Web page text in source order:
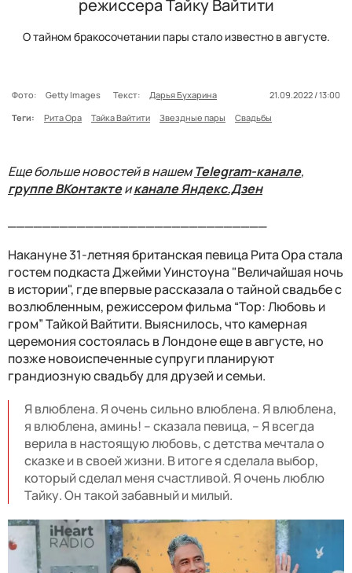
режиссера Тайку Вайтити
О тайном бракосочетании пары стало известно в августе.
Фото: Getty Images Текст: Дарья Бухарина
21.09.2022 / 13:00
Теги:
Рита Ора Тайка Вайтити Звездные пары Свадьбы
Еще больше новостей в нашемTelegram-канале,
группе ВКонтактеиканале Яндекс.Дзен
Накануне 31-летняя британская певица Рита Ора стала
гостем подкаста Джейми Уинстоуна "Величайшая ночь
в истории", где впервые рассказала о тайной свадьбе с
возлюбленным, режиссером фильма “Тор: Любовь и
гром” Тайкой Вайтити. Выяснилось, что камерная
церемония состоялась в Лондоне еще в августе, но
позже новоиспеченные супруги планируют
грандиозную свадьбу для друзей и семьи.
Я влюблена. Я очень сильно влюблена. Я влюблена,
я влюблена, аминь! – сказала певица, – Я всегда
верила в настоящую любовь, с детства мечтала о
сказке и в своей жизни. В итоге я сделала выбор,
который сделал меня счастливой. Я очень люблю
Тайку. Он такой забавный и милый.